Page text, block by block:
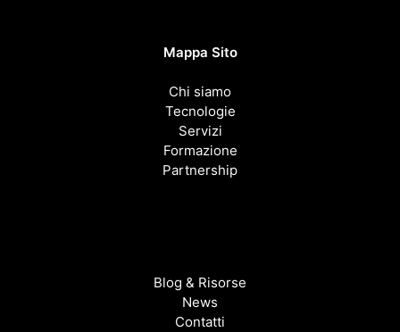
Mappa Sito
Chi siamo
Tecnologie
Servizi
Formazione
Partnership
Blog & Risorse
News
Contatti